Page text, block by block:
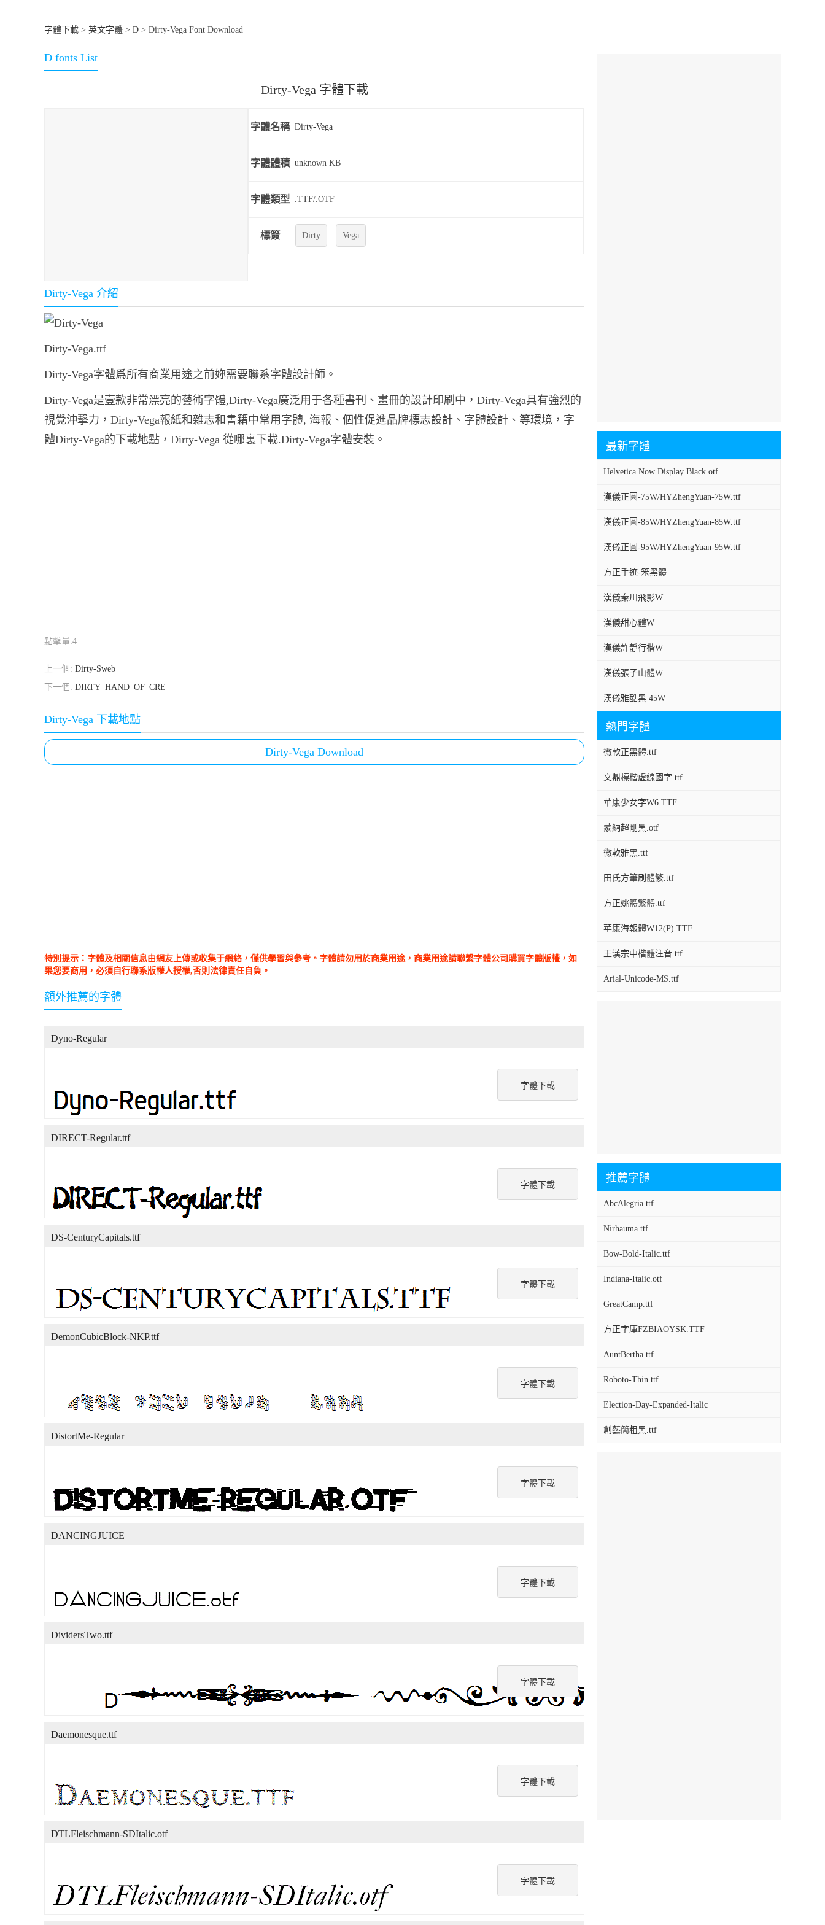
字體下載 > 英文字體 > D > Dirty-Vega Font Download
最新字體
Helvetica Now Display Black.otf
漢儀正圓-75W/HYZhengYuan-75W.ttf
漢儀正圓-85W/HYZhengYuan-85W.ttf
漢儀正圓-95W/HYZhengYuan-95W.ttf
方正手迹-笨黑體
漢儀秦川飛影W
漢儀甜心體W
漢儀許靜行楷W
漢儀張子山體W
漢儀雅酷黑 45W
熱門字體
微軟正黑體.ttf
文鼎標楷虛線國字.ttf
華康少女字W6.TTF
蒙納超剛黑.otf
微軟雅黑.ttf
田氏方筆刷體繁.ttf
方正姚體繁體.ttf
華康海報體W12(P).TTF
王漢宗中楷體注音.ttf
Arial-Unicode-MS.ttf
推薦字體
AbcAlegria.ttf
Nirhauma.ttf
Bow-Bold-Italic.ttf
Indiana-Italic.otf
GreatCamp.ttf
方正字庫FZBIAOYSK.TTF
AuntBertha.ttf
Roboto-Thin.ttf
Election-Day-Expanded-Italic
創藝簡粗黑.ttf
D fonts List
Dirty-Vega 字體下載
字體名稱 Dirty-Vega
字體體積 unknown KB
字體類型 .TTF/.OTF
標簽 Dirty Vega
Dirty-Vega 介紹
Dirty-Vega.ttf
Dirty-Vega字體爲所有商業用途之前妳需要聯系字體設計師。
Dirty-Vega是壹款非常漂亮的藝術字體,Dirty-Vega廣泛用于各種書刊、畫冊的設計印刷中，Dirty-Vega具有強烈的
視覺沖擊力，Dirty-Vega報紙和雜志和書籍中常用字體, 海報、個性促進品牌標志設計、字體設計、等環境，字
體Dirty-Vega的下載地點，Dirty-Vega 從哪裏下載.Dirty-Vega字體安裝。
點擊量:4
上一個: Dirty-Sweb
下一個: DIRTY_HAND_OF_CRE
Dirty-Vega 下載地點
Dirty-Vega Download
特別提示：字體及相關信息由網友上傳或收集于網絡，僅供學習與參考。字體請勿用於商業用途，商業用途請聯繫字體公司購買字體版權，如
果您要商用，必須自行聯系版權人授權,否則法律責任自負。
額外推薦的字體
字體下載
Dyno-Regular
字體下載
DIRECT-Regular.ttf
字體下載
DS-CenturyCapitals.ttf
字體下載
DemonCubicBlock-NKP.ttf
字體下載
DistortMe-Regular
字體下載
DANCINGJUICE
字體下載
DividersTwo.ttf
字體下載
Daemonesque.ttf
字體下載
DTLFleischmann-SDItalic.otf